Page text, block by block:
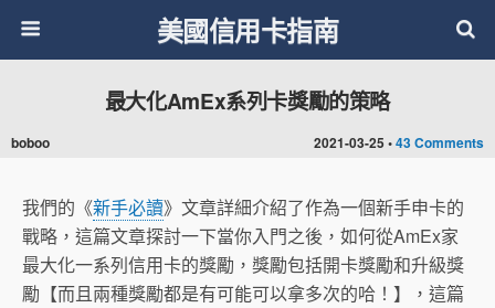
美國信用卡指南
2021-03-25 •43 Comments
最大化AmEx系列卡獎勵的策略
boboo
我們的《新手必讀》文章詳細介紹了作為一個新手申卡的
戰略，這篇文章探討一下當你入門之後，如何從AmEx家
最大化一系列信用卡的獎勵，獎勵包括開卡獎勵和升級獎
勵【而且兩種獎勵都是有可能可以拿多次的哈！】，這篇